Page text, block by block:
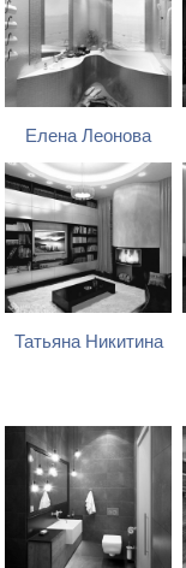
Елена Леонова
Татьяна Никитина